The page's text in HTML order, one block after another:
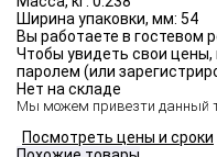
Ширина упаковки, мм: 54
Вы работаете в гостевом
Чтобы увидеть свои
паролем (или
Нет на складе
Мы можем привезти данный
Посмотреть цены и сроки